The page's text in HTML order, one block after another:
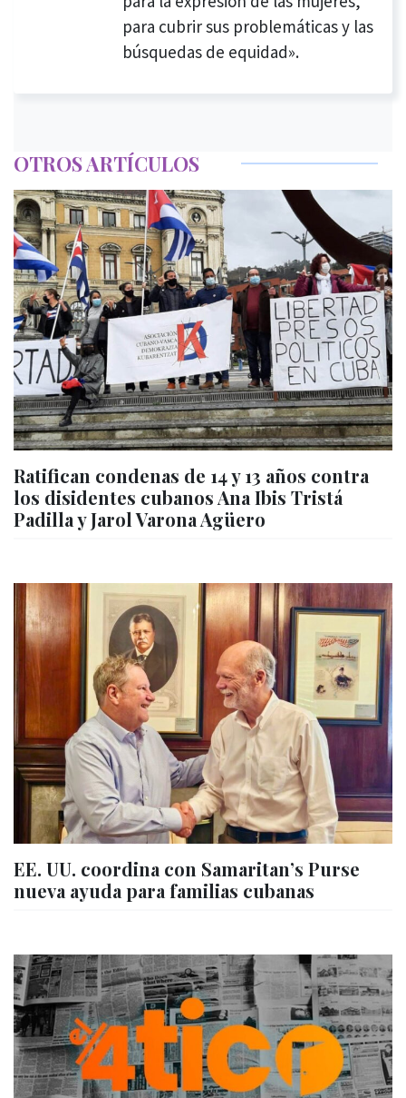
para cubrir sus problemáticas y las
búsquedas de equidad».
OTROS ARTÍCULOS
Ratifican condenas de 14 y 13 años contra
los disidentes cubanos Ana Ibis Tristá
Padilla y Jarol Varona Agüero
EE. UU. coordina con Samaritan’s Purse
nueva ayuda para familias cubanas